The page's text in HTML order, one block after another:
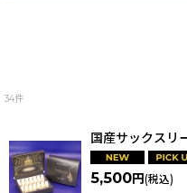
34件
国産サックス
5,500円(税込)